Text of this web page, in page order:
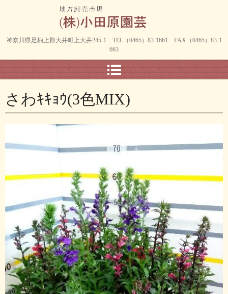
神奈川県足柄上郡大井町上大井245-1 TEL（0465）83-1661 FAX（0465）83-1
663
さわｷｷｮｳ(3色MIX)